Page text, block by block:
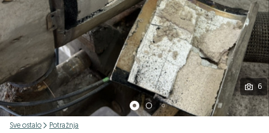
6
Sve ostalo Potražnja